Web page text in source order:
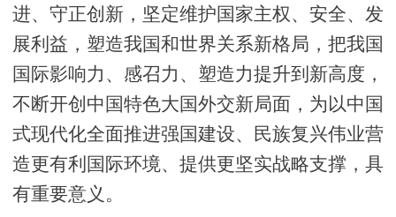
进、守正创新，坚定维护国家主权、安全、发
展利益，塑造我国和世界关系新格局，把我国
国际影响力、感召力、塑造力提升到新高度，
不断开创中国特色大国外交新局面，为以中国
式现代化全面推进强国建设、民族复兴伟业营
造更有利国际环境、提供更坚实战略支撑，具
有重要意义。